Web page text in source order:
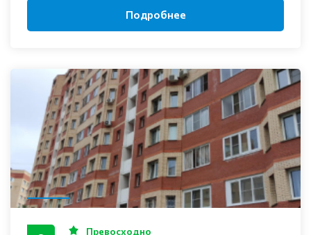
Подробнее
Превосходно